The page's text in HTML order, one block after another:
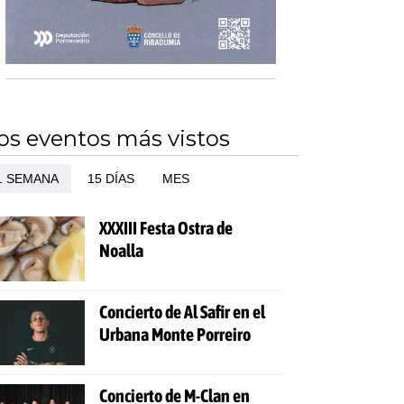
eventos más vistos
SEMANA 15 DÍAS MES
XXXIII Festa Ostra de
Noalla
Concierto de Al Safir en el
Urbana Monte Porreiro
Concierto de M-Clan en